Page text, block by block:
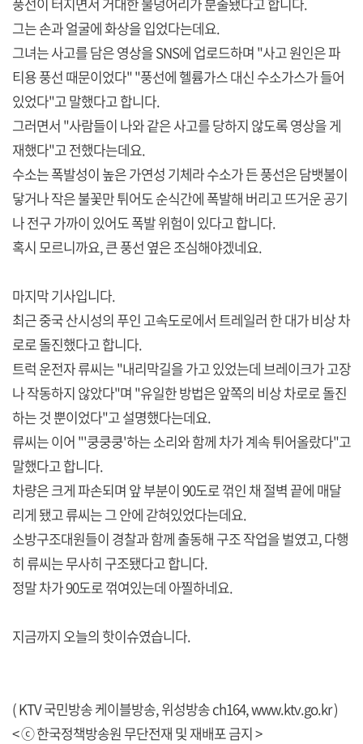
그는 손과 얼굴에 화상을 입었다는데요.
그녀는 사고를 담은 영상을 SNS에 업로드하며 "사고 원인은 파
티용 풍선 때문이었다" "풍선에 헬륨가스 대신 수소가스가 들어
있었다"고 말했다고 합니다.
그러면서 "사람들이 나와 같은 사고를 당하지 않도록 영상을 게
재했다"고 전했다는데요.
수소는 폭발성이 높은 가연성 기체라 수소가 든 풍선은 담뱃불이
닿거나 작은 불꽃만 튀어도 순식간에 폭발해 버리고 뜨거운 공기
나 전구 가까이 있어도 폭발 위험이 있다고 합니다.
혹시 모르니까요, 큰 풍선 옆은 조심해야겠네요.
마지막 기사입니다.
최근 중국 산시성의 푸인 고속도로에서 트레일러 한 대가 비상 차
로로 돌진했다고 합니다.
트럭 운전자 류씨는 "내리막길을 가고 있었는데 브레이크가 고장
나 작동하지 않았다"며 "유일한 방법은 앞쪽의 비상 차로로 돌진
하는 것 뿐이었다"고 설명했다는데요.
류씨는 이어 "'쿵쿵쿵'하는 소리와 함께 차가 계속 튀어올랐다"고
말했다고 합니다.
차량은 크게 파손되며 앞 부분이 90도로 꺾인 채 절벽 끝에 매달
리게 됐고 류씨는 그 안에 갇혀있었다는데요.
소방구조대원들이 경찰과 함께 출동해 구조 작업을 벌였고, 다행
히 류씨는 무사히 구조됐다고 합니다.
정말 차가 90도로 꺾여있는데 아찔하네요.
지금까지 오늘의 핫이슈였습니다.
( KTV 국민방송 케이블방송, 위성방송 ch164,www.ktv.go.kr)
< ⓒ 한국정책방송원 무단전재 및 재배포 금지 >